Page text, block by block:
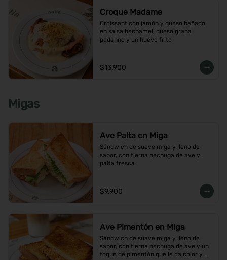
Croque Madame
Croissant con jamón y queso bañado
en salsa bechamel, queso grana
padanno y un huevo frito
$13.900
Migas
Ave Palta en Miga
Sándwich de suave miga y lleno de
sabor, con tierna pechuga de ave y
palta fresca
$9.900
Ave Pimentón en Miga
Sándwich de suave miga y lleno de
sabor, con tierna pechuga de ave y un
toque de pimentón que le da color y